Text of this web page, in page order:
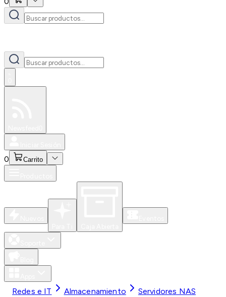
0 Carrito
Redes e IT Almacenamiento Servidores NAS